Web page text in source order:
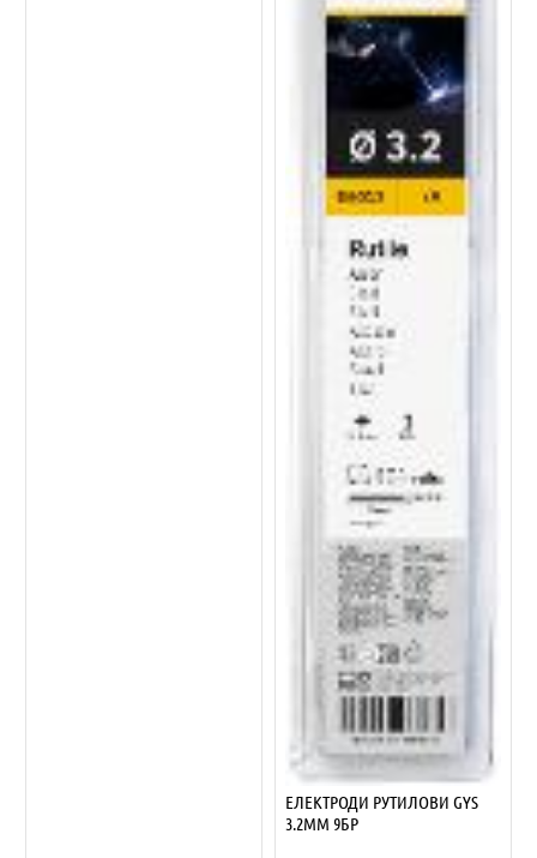
ЕЛЕКТРОДИ РУТИЛОВИ GYS
3.2ММ 9БР